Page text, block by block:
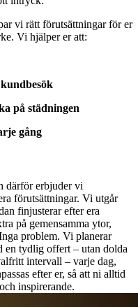
vi rätt förutsättningar för er
Vi hjälper er att:
på städningen
gång
därför erbjuder vi
förutsättningar. Vi utgår
finjusterar efter era
på gemensamma ytor,
problem. Vi planerar
en tydlig offert – utan dolda
intervall – varje dag,
efter er, så att ni alltid
inspirerande.